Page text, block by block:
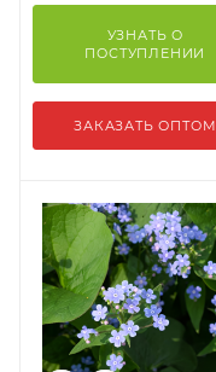
УЗНАТЬ О
ПОСТУПЛЕНИИ
ЗАКАЗАТЬ ОПТОМ